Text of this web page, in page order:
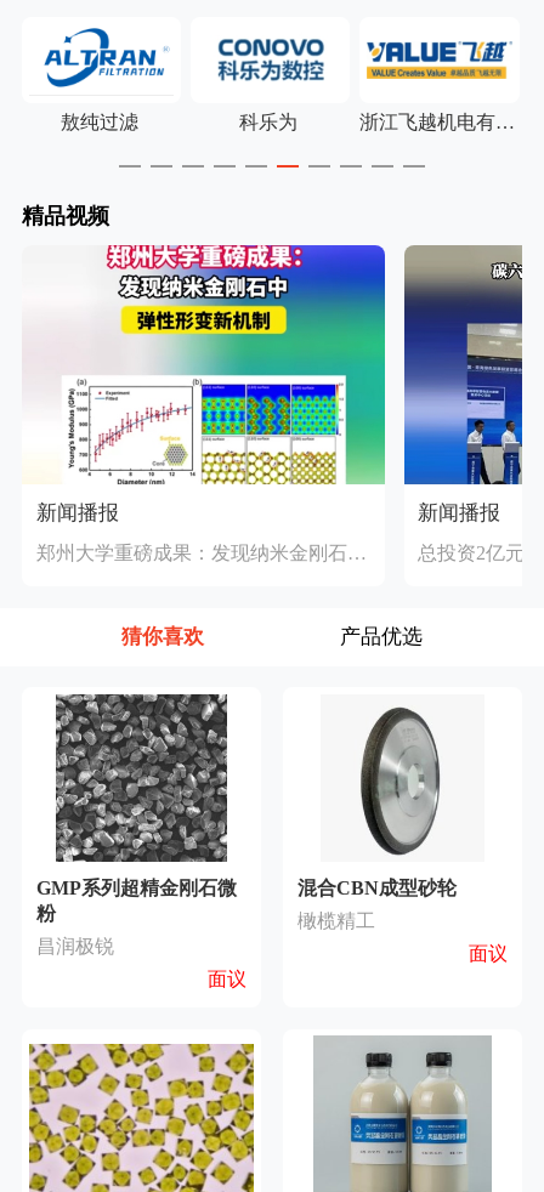
敖纯过滤 科乐为 浙江飞越机电有限公司
精品视频
新闻播报
郑州大学重磅成果：发现纳米金刚石中弹性形变新机制
新闻播报
猜你喜欢 产品优选
GMP系列超精金刚石微
粉
昌润极锐
面议
混合CBN成型砂轮
橄榄精工
面议